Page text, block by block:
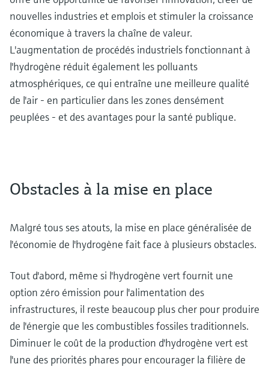
nouvelles industries et emplois et stimuler la croissance
économique à travers la chaîne de valeur.
L'augmentation de procédés industriels fonctionnant à
l'hydrogène réduit également les polluants
atmosphériques, ce qui entraîne une meilleure qualité
de l'air - en particulier dans les zones densément
peuplées - et des avantages pour la santé publique.
Obstacles à la mise en place
Malgré tous ses atouts, la mise en place généralisée de
l'économie de l'hydrogène fait face à plusieurs obstacles.
Tout d'abord, même si l'hydrogène vert fournit une
option zéro émission pour l'alimentation des
infrastructures, il reste beaucoup plus cher pour produire
de l'énergie que les combustibles fossiles traditionnels.
Diminuer le coût de la production d'hydrogène vert est
l'une des priorités phares pour encourager la filière de